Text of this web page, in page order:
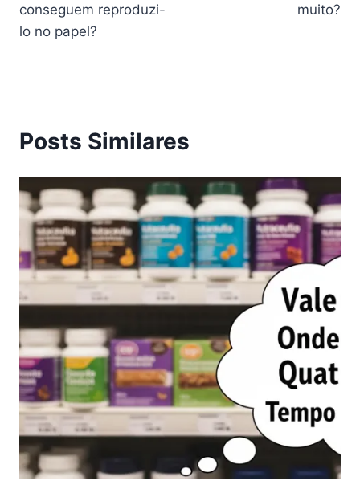
conseguem reproduzi-
lo no papel?
muito?
Posts Similares